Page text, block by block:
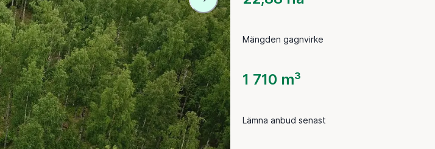
Mängden gagnvirke
1 710 m³
Lämna anbud senast